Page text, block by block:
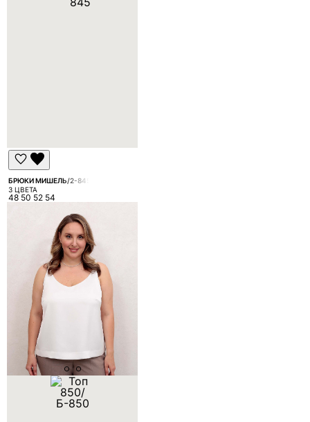
БРЮКИ МИШЕЛЬ/2-845
3 ЦВЕТА
48 50 52 54